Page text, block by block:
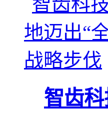
智齿